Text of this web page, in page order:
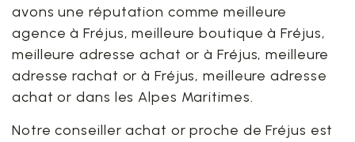
avons une réputation comme meilleure
agence à Fréjus, meilleure boutique à Fréjus,
meilleure adresse achat or à Fréjus, meilleure
adresse rachat or à Fréjus, meilleure adresse
achat or dans les Alpes Maritimes.
Notre conseiller achat or proche de Fréjus est